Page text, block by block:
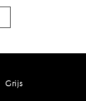
Grijs